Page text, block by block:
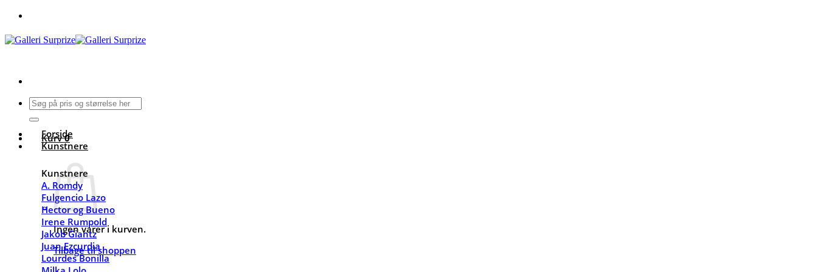
Fortsæt
indhold
Søg
Kurv0
Ingen varer i kurven.
Tilbage til shoppen
Forside
Kunstnere
Kunstnere
A. Romdy
Fulgencio Lazo
Hector og Bueno
Irene Rumpold
Jakob Giantz
Juan Ezcurdia
Lourdes Bonilla